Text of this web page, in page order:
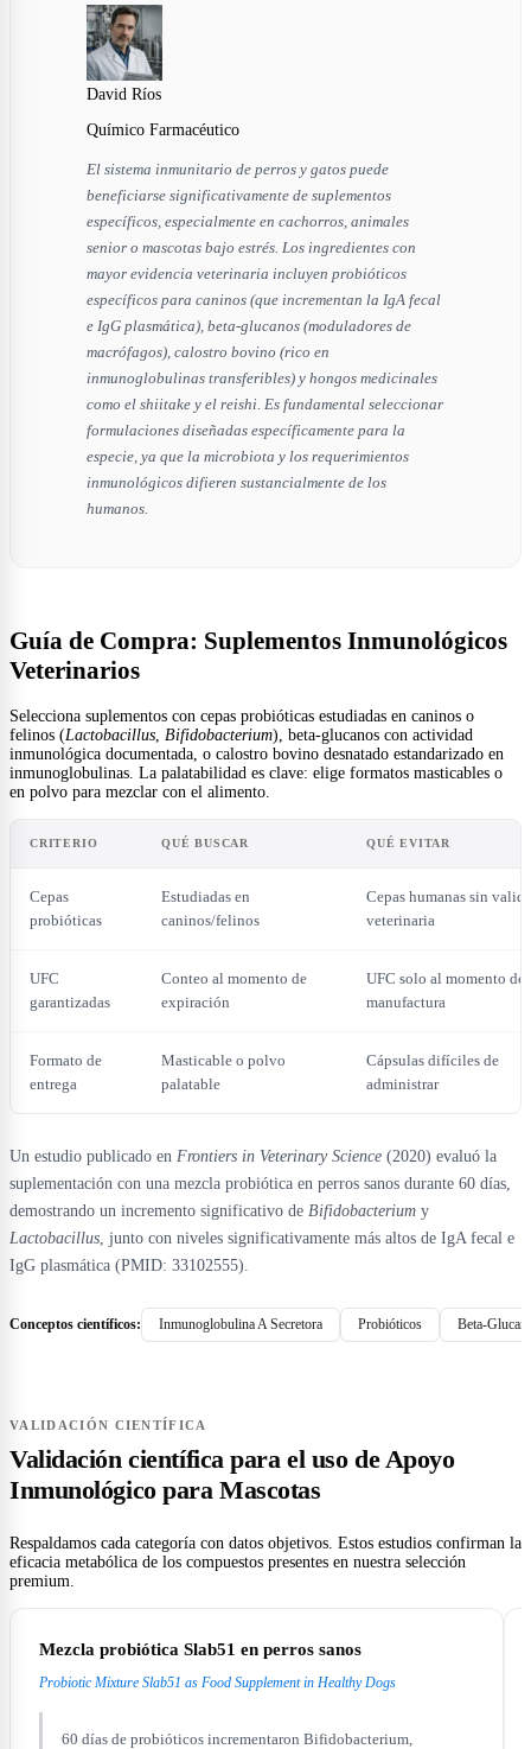
David Ríos
Químico Farmacéutico
El sistema inmunitario de perros y gatos puede
beneficiarse significativamente de suplementos
específicos, especialmente en cachorros, animales
senior o mascotas bajo estrés. Los ingredientes con
mayor evidencia veterinaria incluyen probióticos
específicos para caninos (que incrementan la IgA fecal
e IgG plasmática), beta-glucanos (moduladores de
macrófagos), calostro bovino (rico en
inmunoglobulinas transferibles) y hongos medicinales
como el shiitake y el reishi. Es fundamental seleccionar
formulaciones diseñadas específicamente para la
especie, ya que la microbiota y los requerimientos
inmunológicos difieren sustancialmente de los
humanos.
Guía de Compra: Suplementos Inmunológicos
Veterinarios
Selecciona suplementos con cepas probióticas estudiadas en caninos o
felinos (Lactobacillus Bifidobacterium), beta-glucanos con actividad
inmunológica documentada, o calostro bovino desnatado estandarizado en
inmunoglobulinas. La palatabilidad es clave: elige formatos masticables o
en polvo para mezclar con el alimento.
CRITERIO QUÉ BUSCAR QUÉ EVITAR
Cepas
probióticas
Estudiadas en
caninos/felinos
Cepas humanas sin
veterinaria
UFC
garantizadas
Conteo al momento de
expiración
UFC solo al momento de
manufactura
Formato de
entrega
Masticable o polvo
palatable
Cápsulas difíciles de
administrar
Un estudio publicado en Frontiers in Veterinary Science (2020) evaluó la
suplementación con una mezcla probiótica en perros sanos durante 60 días,
demostrando un incremento significativo de Bifidobacterium y
Lactobacillus , junto con niveles significativamente más altos de IgA fecal e
IgG plasmática (PMID: 33102555).
Conceptos científicos: Inmunoglobulina A Secretora Probióticos Beta-
VALIDACIÓN CIENTÍFICA
Validación científica para el uso de Apoyo
Inmunológico para Mascotas
Respaldamos cada categoría con datos objetivos. Estos estudios confirman la
eficacia metabólica de los compuestos presentes en nuestra selección
premium.
Mezcla probiótica Slab51 en perros sanos
Probiotic Mixture Slab51 as Food Supplement in Healthy Dogs
60 días de probióticos incrementaron Bifidobacterium,